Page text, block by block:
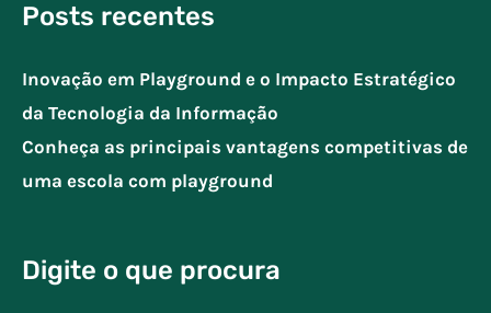
Posts recentes
Inovação em Playground e o Impacto Estratégico
da Tecnologia da Informação
Conheça as principais vantagens competitivas de
uma escola com playground
Digite o que procura